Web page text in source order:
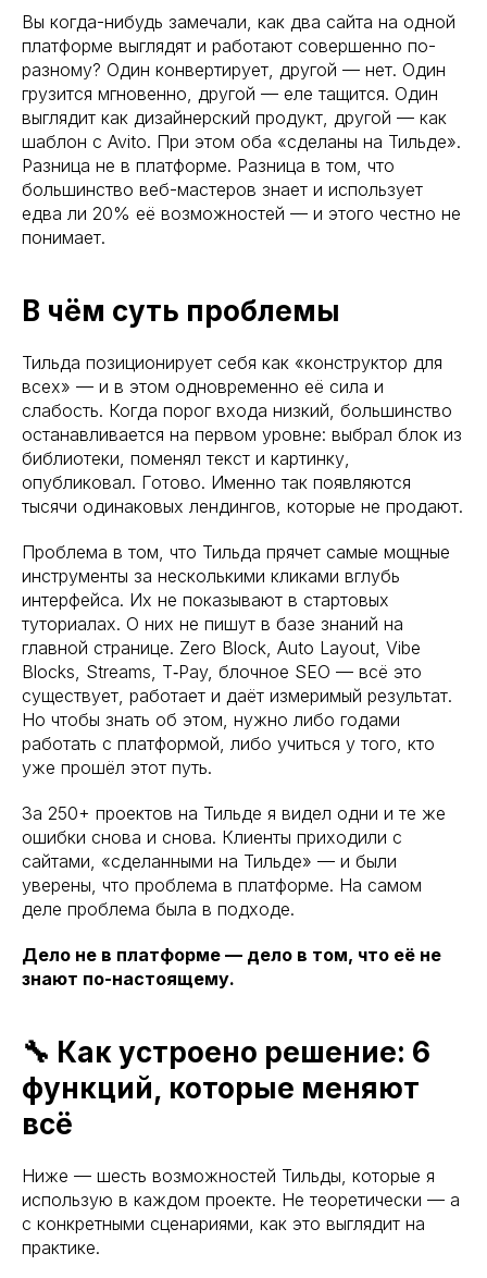
Вы когда-нибудь замечали, как два сайта на одной
платформе выглядят и работают совершенно по-
разному? Один конвертирует, другой — нет. Один
грузится мгновенно, другой — еле тащится. Один
выглядит как дизайнерский продукт, другой — как
шаблон с Avito. При этом оба «сделаны на Тильде».
Разница не в платформе. Разница в том, что
большинство веб-мастеров знает и использует
едва ли 20% её возможностей — и этого честно не
понимает.
В чём суть проблемы
Тильда позиционирует себя как «конструктор для
всех» — и в этом одновременно её сила и
слабость. Когда порог входа низкий, большинство
останавливается на первом уровне: выбрал блок из
библиотеки, поменял текст и картинку,
опубликовал. Готово. Именно так появляются
тысячи одинаковых лендингов, которые не продают.
Проблема в том, что Тильда прячет самые мощные
инструменты за несколькими кликами вглубь
интерфейса. Их не показывают в стартовых
туториалах. О них не пишут в базе знаний на
главной странице. Zero Block, Auto Layout, Vibe
Blocks, Streams, T‑Pay, блочное SEO — всё это
существует, работает и даёт измеримый результат.
Но чтобы знать об этом, нужно либо годами
работать с платформой, либо учиться у того, кто
уже прошёл этот путь.
За 250+ проектов на Тильде я видел одни и те же
ошибки снова и снова. Клиенты приходили с
сайтами, «сделанными на Тильде» — и были
уверены, что проблема в платформе. На самом
деле проблема была в подходе.
Дело не в платформе — дело в том, что её не
знают по-настоящему.
🔧 Как устроено решение: 6
функций, которые меняют
всё
Ниже — шесть возможностей Тильды, которые я
использую в каждом проекте. Не теоретически — а
с конкретными сценариями, как это выглядит на
практике.